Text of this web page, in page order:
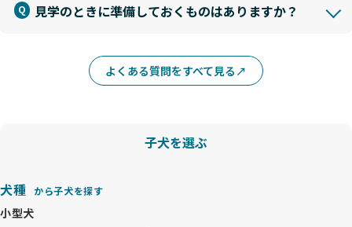
見学のときに準備しておくものはありますか？
よくある質問をすべて見る
子犬を選ぶ
犬種 から子犬を探す
小型犬